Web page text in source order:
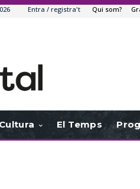
Entra / registra't Qui som?
Cultura El Temps